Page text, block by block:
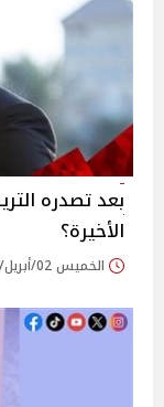
بعد تصدره
الأخيرة؟
الخميس 02/أبريل/2026 - 04:23 م